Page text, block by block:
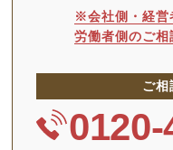
※会社側・経営
労働者側のご
ご相